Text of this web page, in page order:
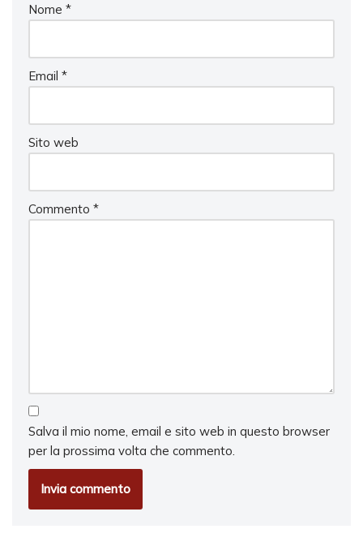
Nome *
Email *
Sito web
Commento *
Salva il mio nome, email e sito web in questo browser
per la prossima volta che commento.